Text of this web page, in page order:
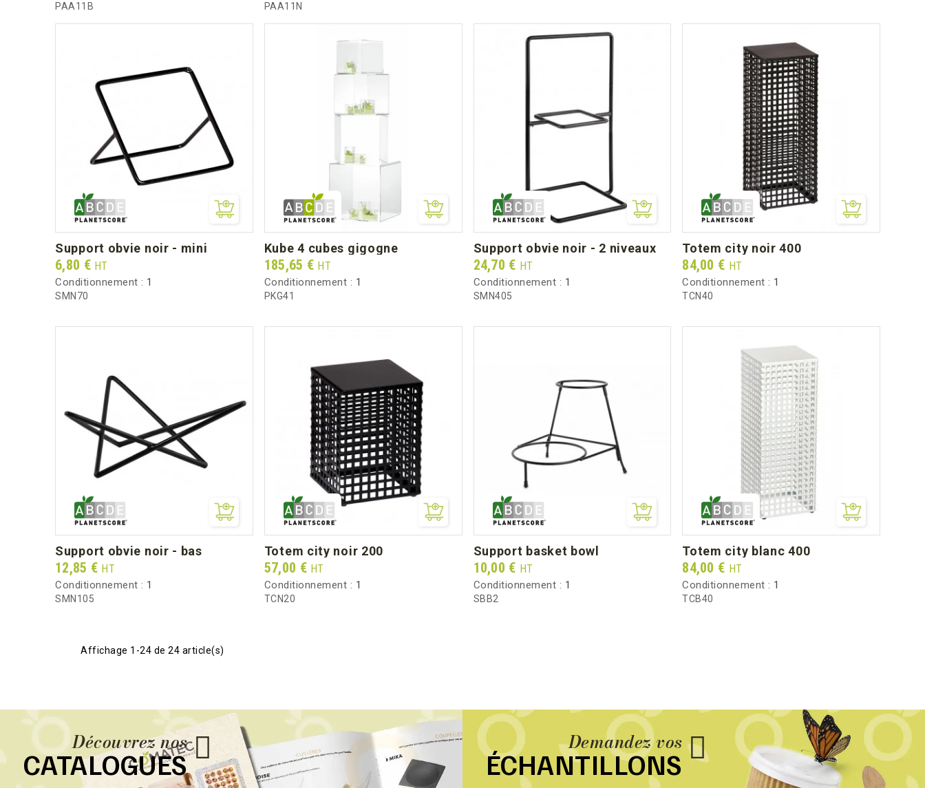
PAA11B PAA11N
support obvie noir - mini
Prix
6,80 € HT
Conditionnement : 1
SMN70
kube 4 cubes gigogne
Prix
185,65 € HT
Conditionnement : 1
PKG41
support obvie noir - 2 niveaux
Prix
24,70 € HT
Conditionnement : 1
SMN405
totem city noir 400
Prix
84,00 € HT
Conditionnement : 1
TCN40
support obvie noir - bas
Prix
12,85 € HT
Conditionnement : 1
SMN105
totem city noir 200
Prix
57,00 € HT
Conditionnement : 1
TCN20
support basket bowl
Prix
10,00 € HT
Conditionnement : 1
SBB2
totem city blanc 400
Prix
84,00 € HT
Conditionnement : 1
TCB40
Affichage 1-24 de 24 article(s)
Découvrez nos
CATALOGUES
Demandez vos
ÉCHANTILLONS